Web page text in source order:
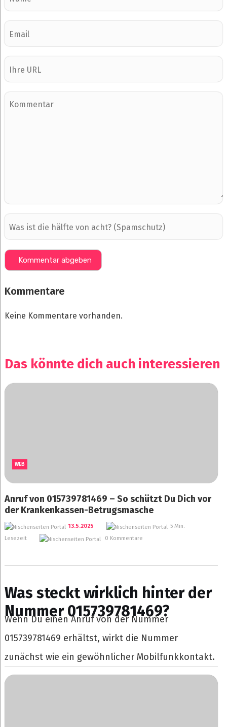
Kommentare
Keine Kommentare vorhanden.
Das könnte dich auch interessieren
WEB
Anruf von 015739781469 – So schützt Du Dich vor
der Krankenkassen-Betrugsmasche
13.5.2025
5 Min.
Lesezeit
0 Kommentare
Was steckt wirklich hinter der
Nummer 015739781469?
Wenn Du einen Anruf von der Nummer
015739781469 erhältst, wirkt die Nummer
zunächst wie ein gewöhnlicher Mobilfunkkontakt.